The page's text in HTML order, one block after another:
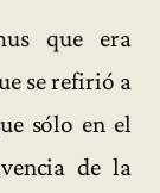
que era
se refirió a
sólo en el
de la